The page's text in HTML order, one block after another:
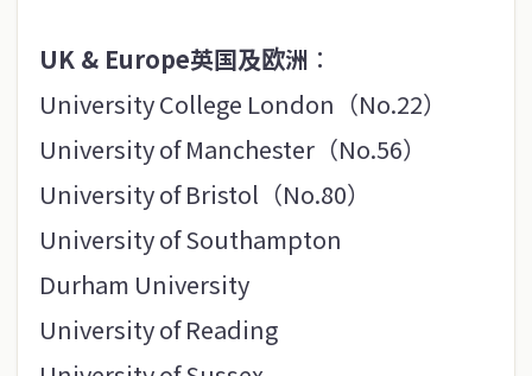
UK & Europe英国及欧洲 ：
University College London（No.22）
University of Manchester（No.56）
University of Bristol（No.80）
University of Southampton
Durham University
University of Reading